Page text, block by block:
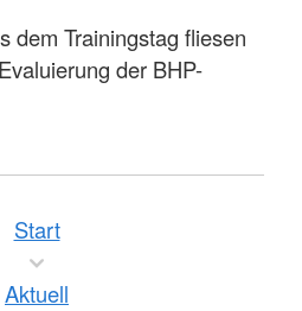
dem Trainingstag fliesen
der BHP-
Start
Aktuell